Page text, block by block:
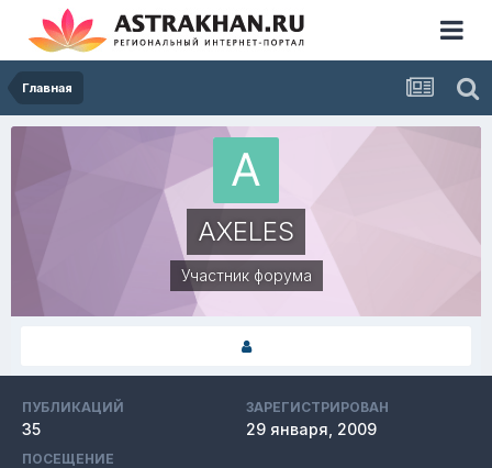
Главная
AXELES
Участник форума
ПУБЛИКАЦИЙ
35
ЗАРЕГИСТРИРОВАН
29 января, 2009
ПОСЕЩЕНИЕ